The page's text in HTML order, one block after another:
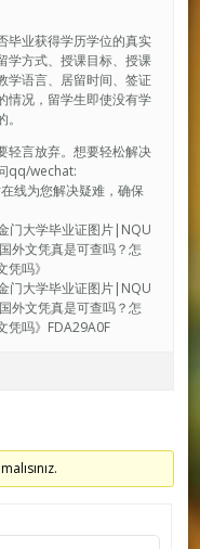
毕业获得学历学位的真实
学方式、授课目标、授课
学语言、居留时间、签证
情况，留学生即使没有学
轻言放弃。想要轻松解决
qq/wechat:
线为您解决疑难，确保
门大学毕业证图片|NQU
外文凭真是可查吗？怎
吗》
门大学毕业证图片|NQU
外文凭真是可查吗？怎
凭吗》FDA29A0F